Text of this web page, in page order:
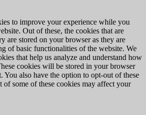
to improve your experience while you
Out of these, the cookies that are
are stored on your browser as they are
of basic functionalities of the website. We
that help us analyze and understand how
cookies will be stored in your browser
You also have the option to opt-out of these
some of these cookies may affect your